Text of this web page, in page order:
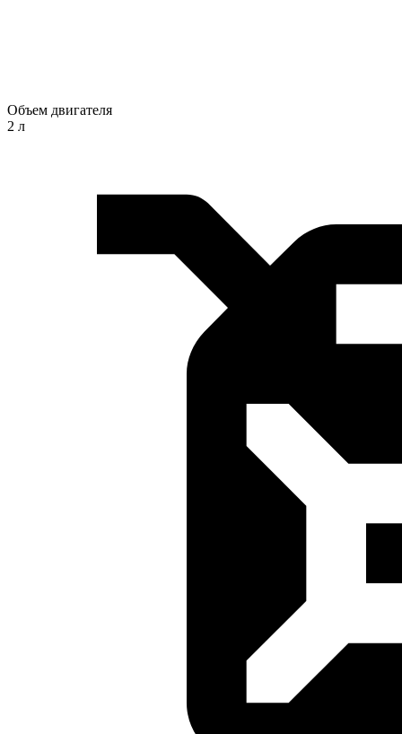
Объем двигателя
2 л